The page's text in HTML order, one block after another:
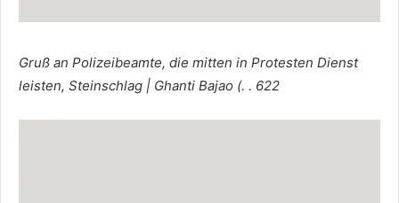
Gruß an Polizeibeamte, die mitten in Protesten Dienst
leisten, Steinschlag | Ghanti Bajao (. . 622